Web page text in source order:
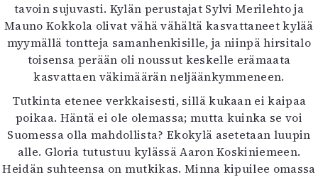
tavoin sujuvasti. Kylän perustajat Sylvi Merilehto ja
Mauno Kokkola olivat vähä vähältä kasvattaneet kylää
myymällä tontteja samanhenkisille, ja niinpä hirsitalo
toisensa perään oli noussut keskelle erämaata
kasvattaen väkimäärän neljäänkymmeneen.
Tutkinta etenee verkkaisesti, sillä kukaan ei kaipaa
poikaa. Häntä ei ole olemassa; mutta kuinka se voi
Suomessa olla mahdollista? Ekokylä asetetaan luupin
alle. Gloria tutustuu kylässä Aaron Koskiniemeen.
Heidän suhteensa on mutkikas. Minna kipuilee omassa